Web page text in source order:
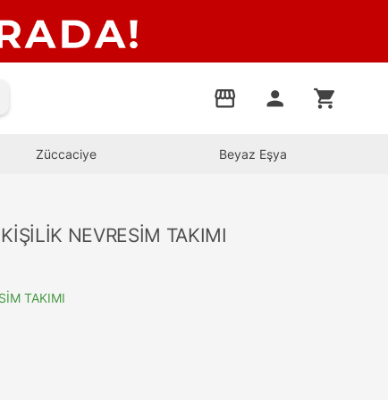
storefront person shopping_cart
Züccaciye Beyaz Eşya
NEVRESİM TAKIMI
TAKIMI